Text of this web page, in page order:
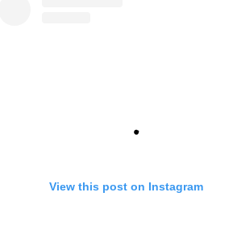
View this post on Instagram